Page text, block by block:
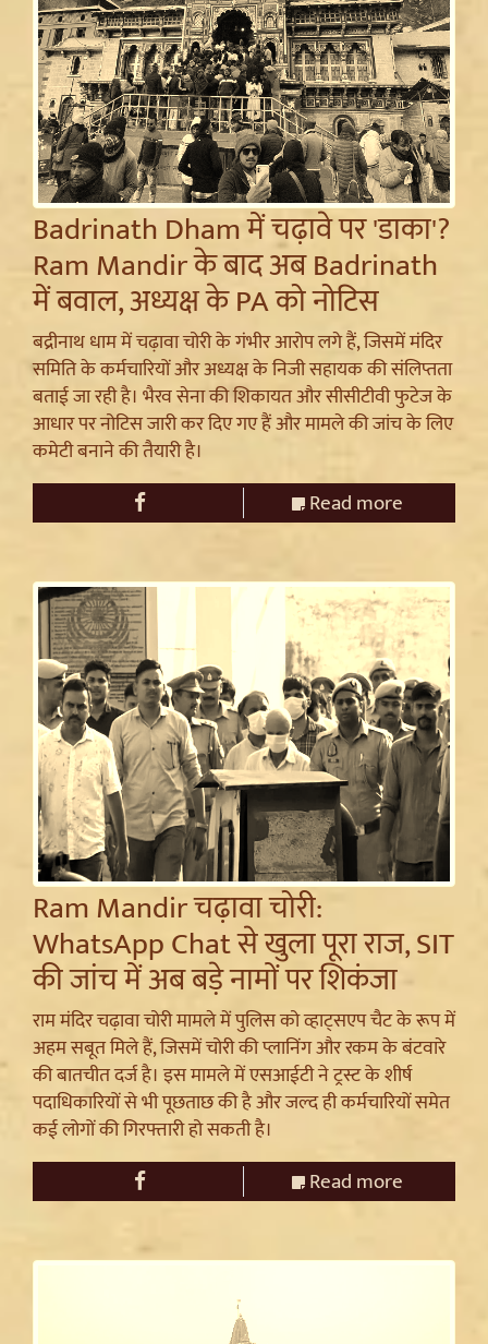
Badrinath Dham में चढ़ावे पर 'डाका'?
Ram Mandir के बाद अब Badrinath
में बवाल, अध्यक्ष के PA को नोटिस
बद्रीनाथ धाम में चढ़ावा चोरी के गंभीर आरोप लगे हैं, जिसमें मंदिर
समिति के कर्मचारियों और अध्यक्ष के निजी सहायक की संलिप्तता
बताई जा रही है। भैरव सेना की शिकायत और सीसीटीवी फुटेज के
आधार पर नोटिस जारी कर दिए गए हैं और मामले की जांच के लिए
कमेटी बनाने की तैयारी है।
Read more
Ram Mandir चढ़ावा चोरी:
WhatsApp Chat से खुला पूरा राज, SIT
की जांच में अब बड़े नामों पर शिकंजा
राम मंदिर चढ़ावा चोरी मामले में पुलिस को व्हाट्सएप चैट के रूप में
अहम सबूत मिले हैं, जिसमें चोरी की प्लानिंग और रकम के बंटवारे
की बातचीत दर्ज है। इस मामले में एसआईटी ने ट्रस्ट के शीर्ष
पदाधिकारियों से भी पूछताछ की है और जल्द ही कर्मचारियों समेत
कई लोगों की गिरफ्तारी हो सकती है।
Read more